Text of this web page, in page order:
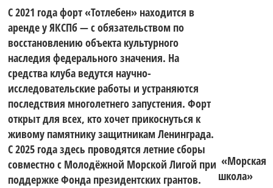
С 2021 года форт «Тотлебен» находится в
аренде у ЯКСПб — с обязательством по
восстановлению объекта культурного
наследия федерального значения. На
средства клуба ведутся научно-
исследовательские работы и устраняются
последствия многолетнего запустения. Форт
открыт для всех, кто хочет прикоснуться к
живому памятнику защитникам Ленинграда.
С 2025 года здесь проводятся летние сборы
совместно с Молодёжной Морской Лигой при
поддержке Фонда президентских грантов.
«Морская
школа»